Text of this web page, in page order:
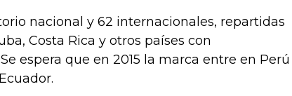
nacional y 62 internacionales, repartidas
Costa Rica y otros países con
espera que en 2015 la marca entre en Perú